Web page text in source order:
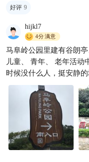
好评 9
hijkl7
4分满意
马阜岭公园里建有谷朗
儿童、 青年、 老年活动
时候没什么人，挺安静